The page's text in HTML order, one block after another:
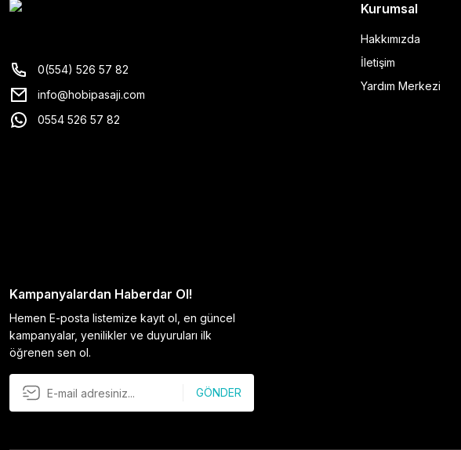
0(554) 526 57 82
info@hobipasaji.com
0554 526 57 82
Kurumsal
Hakkımızda
İletişim
Yardım Merkezi
Kampanyalardan Haberdar Ol!
Hemen E-posta listemize kayıt ol, en güncel
kampanyalar, yenilikler ve duyuruları ilk
öğrenen sen ol.
GÖNDER